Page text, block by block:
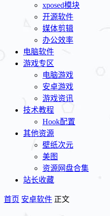
xposed模块
开源软件
媒体剪辑
办公效率
电脑软件
游戏专区
电脑游戏
安卓游戏
游戏资讯
技术教程
Hook配置
其他资源
壁纸次元
美图
资源网盘合集
站长收藏
首页 安卓软件 正文